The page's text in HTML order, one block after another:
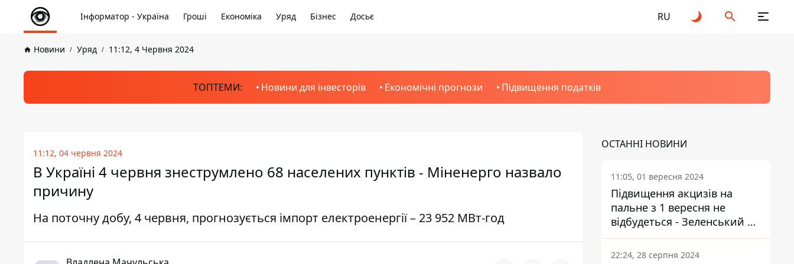
Інформатор - Україна Гроші Економіка Уряд Бізнес Досьє RU
Новини Уряд 11:12, 4 Червня 2024
ТОПТЕМИ: Новини для інвесторів Економічні прогнози Підвищення податків
11:12, 04 червня 2024
В Україні 4 червня знеструмлено 68 населених пунктів - Міненерго назвало
причину
На поточну добу, 4 червня, прогнозується імпорт електроенергії – 23 952 МВт-год
ОСТАННІ НОВИНИ
11:05, 01 вересня 2024
Підвищення акцизів на
пальне з 1 вересня не
відбудеться - Зеленський не
підписав закон
22:24, 28 серпня 2024